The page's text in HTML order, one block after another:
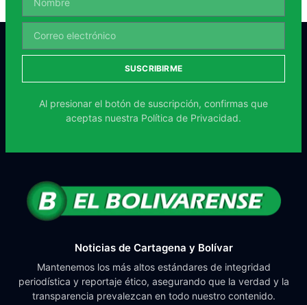
SUSCRIBIRME
Al presionar el botón de suscripción, confirmas que
aceptas nuestra Política de Privacidad.
Noticias de Cartagena y Bolívar
Mantenemos los más altos estándares de integridad
periodística y reportaje ético, asegurando que la verdad y la
transparencia prevalezcan en todo nuestro contenido.